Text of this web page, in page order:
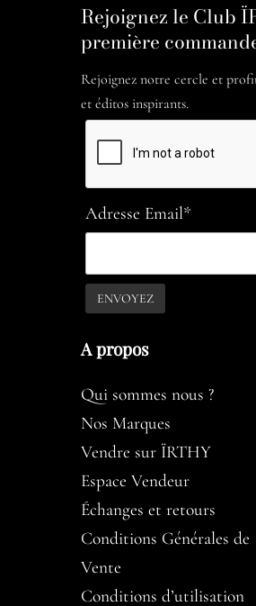
Rejoignez le Club
première
Rejoignez notre cercle et
et éditos inspirants.
Adresse Email*
A propos​
Qui sommes nous ?
Nos Marques
Vendre sur ÏRTHY
Espace Vendeur
Échanges et retours
Conditions Générales de
Vente
Conditions d’utilisation​